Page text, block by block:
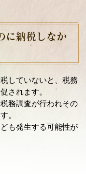
に納税しなか
していないと、税務
されます。
務調査が行われその
。
も発生する可能性が